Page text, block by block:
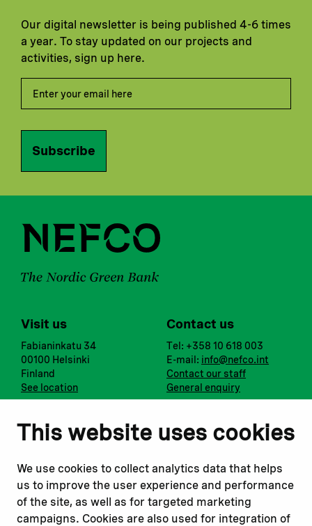
This website uses cookies
We use cookies to collect analytics data that helps
us to improve the user experience and performance
of the site, as well as for targeted marketing
campaigns. Cookies are also used for integration of
Our digital newsletter is being published 4-6 times
a year. To stay updated on our projects and
activities, sign up here.
Subscribe
Visit us
Fabianinkatu 34
00100 Helsinki
Finland
See location
Contact us
Tel: +358 10 618 003
E-mail: info@nefco.int
Contact our staff
General enquiry
Notify us
Report a concern
Submit a complaint
Instagram
Youtube